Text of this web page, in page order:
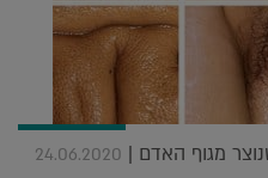
מגוף האדם | 24.06.2020